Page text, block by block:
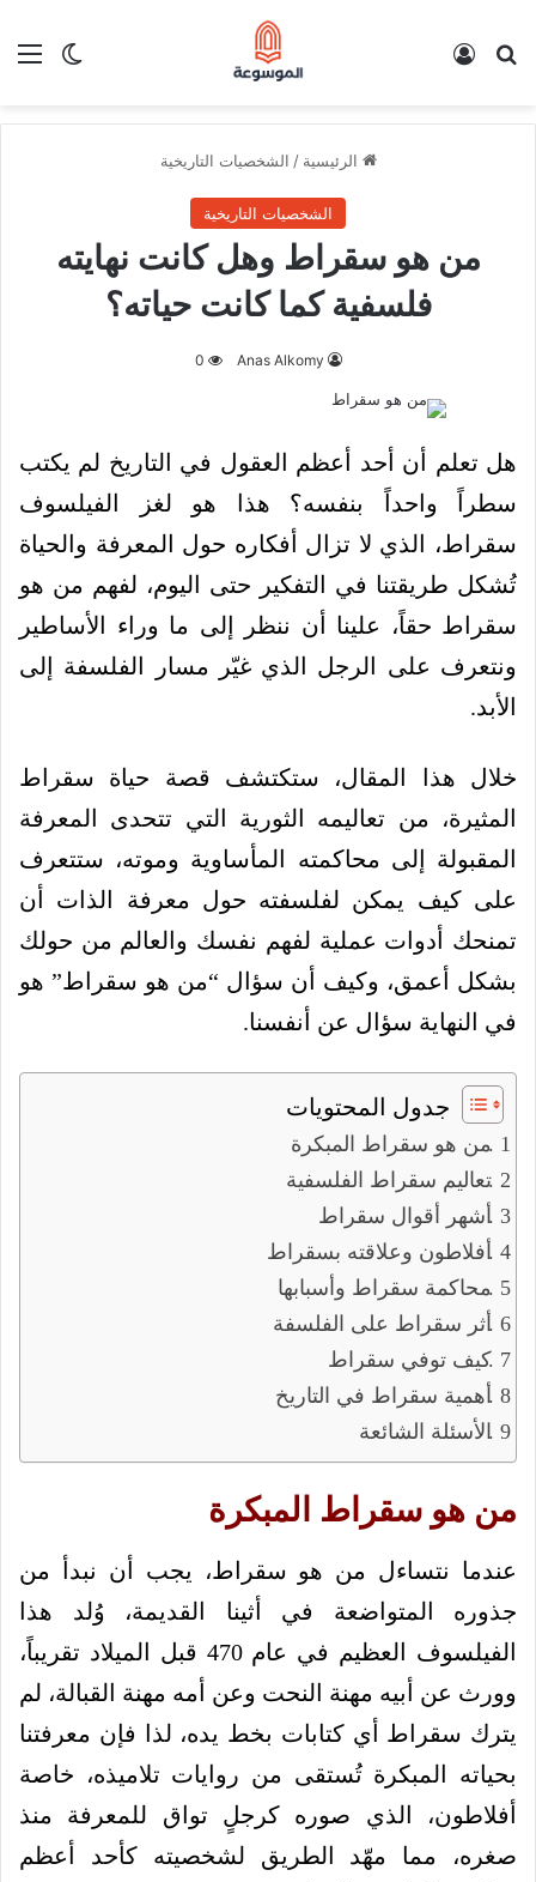
الوضع بحث عن
الرئيسية / الشخصيات التاريخية
الشخصيات التاريخية
من هو سقراط وهل كانت نهايته
فلسفية كما كانت حياته؟
Anas Alkomy
0
هل تعلم أن أحد أعظم العقول في التاريخ لم يكتب
سطراً واحداً بنفسه؟ هذا هو لغز الفيلسوف
سقراط، الذي لا تزال أفكاره حول المعرفة والحياة
تُشكل طريقتنا في التفكير حتى اليوم، لفهم من هو
سقراط حقاً، علينا أن ننظر إلى ما وراء الأساطير
ونتعرف على الرجل الذي غيّر مسار الفلسفة إلى
الأبد.
خلال هذا المقال، ستكتشف قصة حياة سقراط
المثيرة، من تعاليمه الثورية التي تتحدى المعرفة
المقبولة إلى محاكمته المأساوية وموته، ستتعرف
على كيف يمكن لفلسفته حول معرفة الذات أن
تمنحك أدوات عملية لفهم نفسك والعالم من حولك
بشكل أعمق، وكيف أن سؤال “من هو سقراط” هو
في النهاية سؤال عن أنفسنا.
جدول المحتويات
من هو سقراط المبكرة
تعاليم سقراط الفلسفية
أشهر أقوال سقراط
أفلاطون وعلاقته بسقراط
محاكمة سقراط وأسبابها
أثر سقراط على الفلسفة
كيف توفي سقراط
أهمية سقراط في التاريخ
الأسئلة الشائعة
من هو سقراط المبكرة
عندما نتساءل من هو سقراط، يجب أن نبدأ من
جذوره المتواضعة في أثينا القديمة، وُلد هذا
الفيلسوف العظيم في عام 470 قبل الميلاد تقريباً،
وورث عن أبيه مهنة النحت وعن أمه مهنة القبالة، لم
يترك سقراط أي كتابات بخط يده، لذا فإن معرفتنا
بحياته المبكرة تُستقى من روايات تلاميذه، خاصة
أفلاطون، الذي صوره كرجلٍ تواق للمعرفة منذ
صغره، مما مهّد الطريق لشخصيته كأحد أعظم